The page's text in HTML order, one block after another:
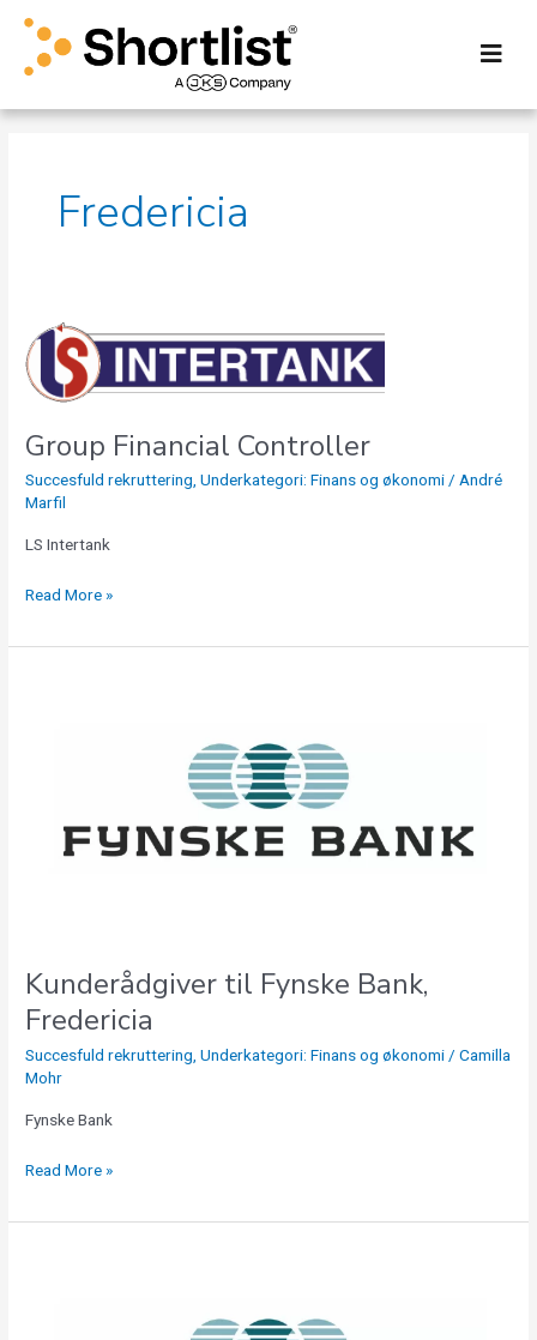
indholdet
Fredericia
Group Financial Controller
Succesfuld rekruttering,Underkategori: Finans og økonomi/André
Marfil
LS Intertank
Group
Financial
Controller
Read More »
Kunderådgiver til Fynske Bank,
Fredericia
Succesfuld rekruttering ,Underkategori: Finans og økonomi /Camilla
Mohr
Fynske Bank
Read More »